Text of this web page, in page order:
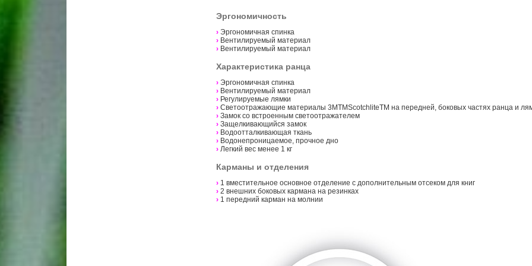
Эргономичность
› Эргономичная спинка
› Вентилируемый материал
› Вентилируемый материал
Характеристика ранца
› Эргономичная спинка
› Вентилируемый материал
› Регулируемые лямки
› Светоотражающие материалы 3MTMScotchliteTM на передней, боковых частях ранца и
› Замок со встроенным светоотражателем
› Защелкивающийся замок
› Водоотталкивающая ткань
› Водонепроницаемое, прочное дно
› Легкий вес менее 1 кг
Карманы и отделения
› 1 вместительное основное отделение с дополнительным отсеком для книг
› 2 внешних боковых кармана на резинках
› 1 передний карман на молнии